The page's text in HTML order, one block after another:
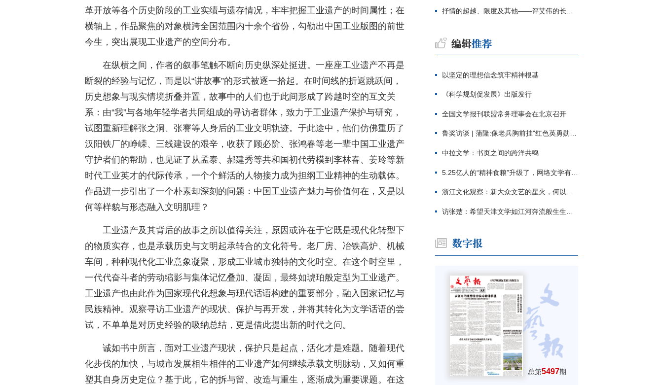
革开放等各个历史阶段的工业实绩与遗存情况，牢牢把握工业遗产的时间属性；在
横轴上，作品聚焦的对象横跨全国范围内十余个省份，勾勒出中国工业版图的前世
今生，突出展现工业遗产的空间分布。
在纵横之间，作者的叙事笔触不断向历史纵深处挺进。一座座工业遗产不再是
断裂的经验与记忆，而是以“讲故事”的形式被逐一拾起。在时间线的折返跳跃间，
历史想象与现实情境折叠并置，故事中的人们也于此间形成了跨越时空的互文关
系：由“我”与各地年轻学者共同组成的寻访者群体，致力于工业遗产保护与研究，
试图重新理解张之洞、张謇等人身后的工业文明轨迹。于此途中，他们仿佛重历了
汉阳铁厂的峥嵘、三线建设的艰辛，收获了顾必阶、张鸿春等老一辈中国工业遗产
守护者们的帮助，也见证了从孟泰、郝建秀等共和国初代劳模到李林春、姜玲等新
时代工业英才的代际传承，一个个鲜活的人物接力成为担纲工业精神的生动载体。
作品进一步引出了一个朴素却深刻的问题：中国工业遗产魅力与价值何在，又是以
何等样貌与形态融入文明肌理？
工业遗产及其背后的故事之所以值得关注，原因或许在于它既是现代化转型下
的物质实存，也是承载历史与文明起承转合的文化符号。老厂房、冶铁高炉、机械
车间，种种现代化工业意象凝聚，形成工业城市独特的文化时空。在这个时空里，
一代代奋斗者的劳动缩影与集体记忆叠加、凝固，最终如琥珀般定型为工业遗产。
工业遗产也由此作为国家现代化想象与现代话语构建的重要部分，融入国家记忆与
民族精神。观察寻访工业遗产的现状、保护与再开发，并将其转化为文学话语的尝
试，不单单是对历史经验的吸纳总结，更是借此提出新的时代之问。
诚如书中所言，面对工业遗产现状，保护只是起点，活化才是难题。随着现代
化步伐的加快，与城市发展相生相伴的工业遗产如何继续承载文明脉动，又如何重
塑其自身历史定位？基于此，它的拆与留、改造与重生，逐渐成为重要课题。在这
抒情的超越、限度及其他——评艾伟的长篇小说《春歌》
以坚定的理想信念筑牢精神根基
《科学规划促发展》出版发行
全国文学报刊联盟常务理事会在北京召开
鲁奖访谈 | 蒲隆:像老兵胸前挂"红色英勇勋章"
中拉文学：书页之间的跨洋共鸣
5.25亿人的“精神食粮”升级了，网络文学有了哪些新变化？
浙江文化观察：新大众文艺的星火，何以燎原？
访张楚：希望天津文学如江河奔流般生生不息
总第5497期